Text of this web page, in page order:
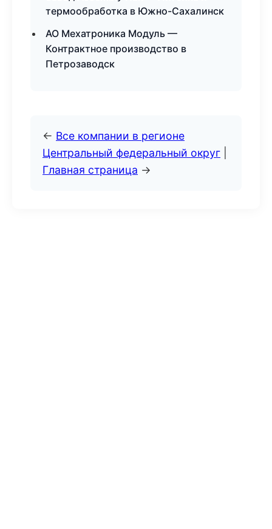
термообработка в Южно-Сахалинск
АО Мехатроника Модуль —
Контрактное производство в
Петрозаводск
← Все компании в регионе
Центральный федеральный округ
Главная страница →